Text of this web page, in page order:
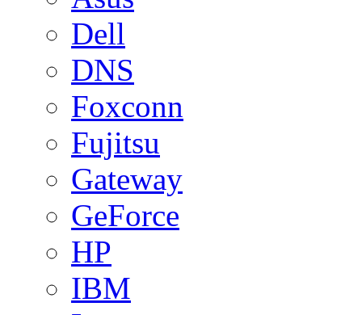
Dell
DNS
Foxconn
Fujitsu
Gateway
GeForce
HP
IBM